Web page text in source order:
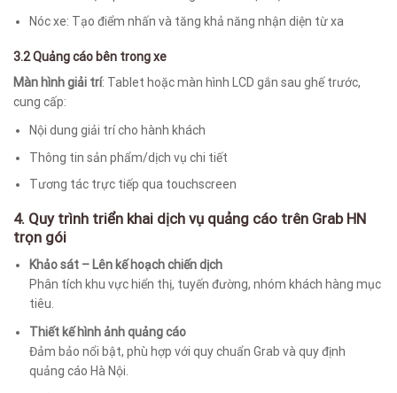
Nóc xe: Tạo điểm nhấn và tăng khả năng nhận diện từ xa
3.2 Quảng cáo bên trong xe
Màn hình giải trí: Tablet hoặc màn hình LCD gắn sau ghế trước,
cung cấp:
Nội dung giải trí cho hành khách
Thông tin sản phẩm/dịch vụ chi tiết
Tương tác trực tiếp qua touchscreen
4. Quy trình triển khai dịch vụ quảng cáo trên Grab HN
trọn gói
Khảo sát – Lên kế hoạch chiến dịch
Phân tích khu vực hiển thị, tuyến đường, nhóm khách hàng mục
tiêu.
Thiết kế hình ảnh quảng cáo
Đảm bảo nổi bật, phù hợp với quy chuẩn Grab và quy định
quảng cáo Hà Nội.